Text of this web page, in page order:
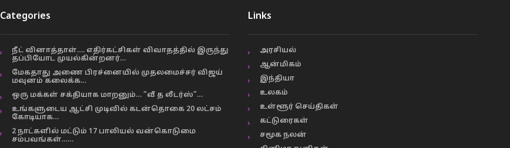
Categories
நீட் வினாத்தாள்…. எதிர்கட்சிகள் விவாதத்தில் இருந்து
தப்பியோட முயல்கின்றனர்…
மேகதாது அணை பிரச்னையில் முதலமைச்சர் விஜய்
மவுனம் கலைக்க…
ஒரு மக்கள் சக்தியாக மாறனும்… “வீ த லீடர்ஸ்”…
உங்களுடைய ஆட்சி முடிவில் கடன்தொகை 20 லட்சம்
கோடியாக…
2 நாட்களில் மட்டும் 17 பாலியல் வன்கொடுமை
சம்பவங்கள்……
Links
அரசியல்
ஆன்மிகம்
இந்தியா
உலகம்
உள்ளூர் செய்திகள்
கட்டுரைகள்
சமூக நலன்